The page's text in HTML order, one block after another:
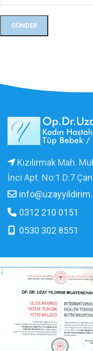
Kızılırmak Mah.
İnci Apt. No:1 D:7
0312 210 0151
0530 302 8551